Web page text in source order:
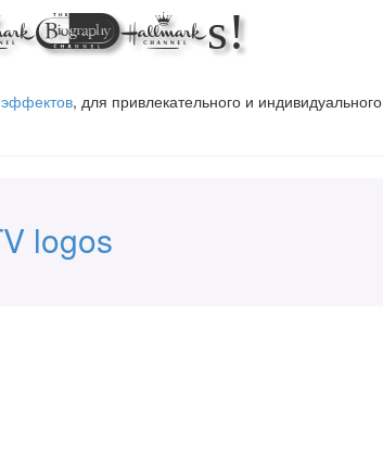
, для привлекательного и индивидуального
logos